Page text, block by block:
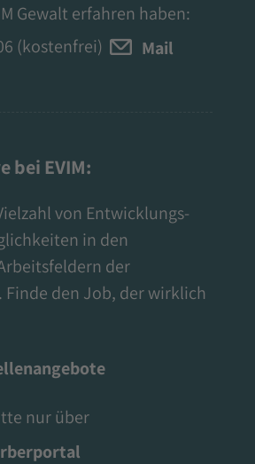
Gewalt erfahren haben:
(kostenfrei) Mail
bei EVIM:
von Entwicklungs-
in den
der
den Job, der wirklich
nur über